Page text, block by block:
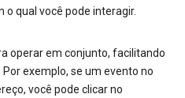
qual você pode interagir.
operar em conjunto, facilitando
exemplo, se um evento no
você pode clicar no